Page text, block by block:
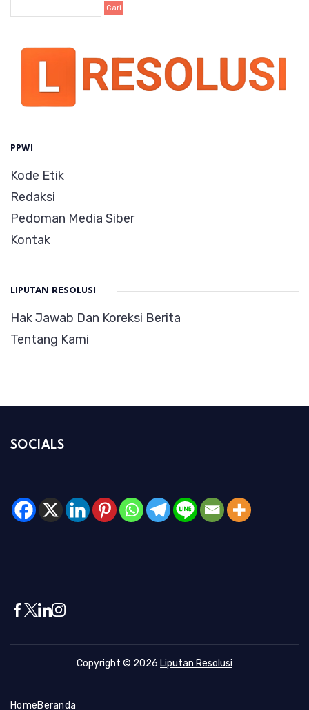
PPWI
Kode Etik
Redaksi
Pedoman Media Siber
Kontak
LIPUTAN RESOLUSI
Hak Jawab Dan Koreksi Berita
Tentang Kami
SOCIALS
Copyright © 2026 Liputan Resolusi
HomeBeranda